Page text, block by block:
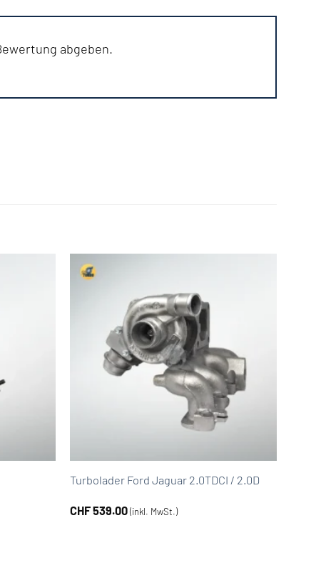
abgeben.
Turbolader Ford Jaguar 2.0TDCI / 2.0D
CHF539.00 (inkl. MwSt.)